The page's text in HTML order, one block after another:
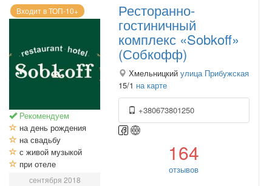
Входит в ТОП-10+
Рекомендуем
на день рождения
на свадьбу
с живой музыкой
при отеле
сентября 2018
Ресторанно-
гостиничный
комплекс «Sobkoff»
(Собкофф)
Хмельницкий улица Прибужская
15/1 на карте
+380673801250
164
отзывов